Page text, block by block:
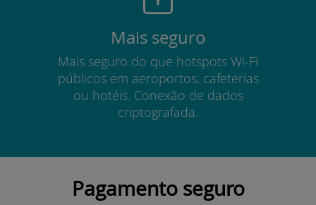
Mais seguro
Mais seguro do que hotspots Wi-Fi
públicos em aeroportos, cafeterias
ou hotéis. Conexão de dados
criptografada.
Pagamento seguro